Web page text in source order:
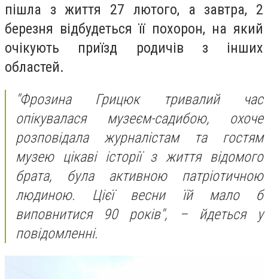
пішла з життя 27 лютого, а завтра, 2
березня відбудеться її похорон, на який
очікують приїзд родичів з інших
областей.
"Фрозина Грицюк тривалий час
опікувалася музеєм-садибою, охоче
розповідала журналістам та гостям
музею цікаві історії з життя відомого
брата, була активною патріотичною
людиною. Цієї весни їй мало б
виповнитися 90 років", – йдеться у
повідомленні.